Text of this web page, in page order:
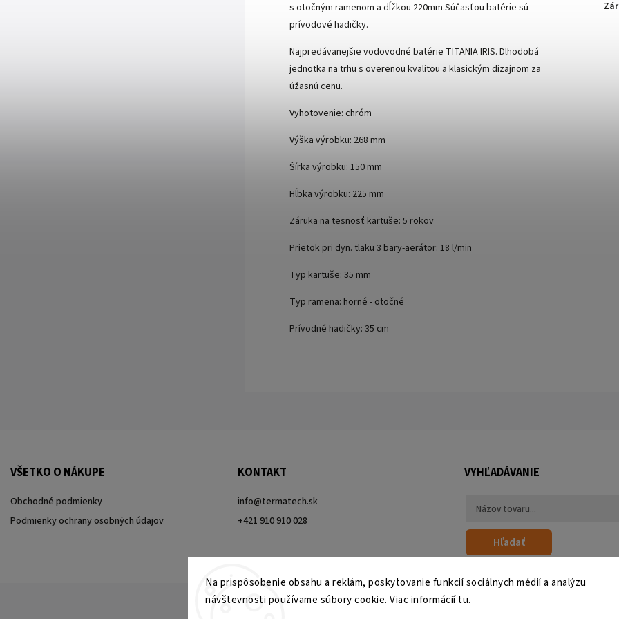
Na prispôsobenie obsahu a reklám, poskytovanie funkcií sociálnych médií a analýzu
návštevnosti používame súbory cookie. Viac informáciítu.
s otočným ramenom a dĺžkou 220mm.Súčasťou batérie sú
prívodové hadičky.
Najpredávanejšie vodovodné batérie TITANIA IRIS. Dlhodobá
jednotka na trhu s overenou kvalitou a klasickým dizajnom za
úžasnú cenu.
Vyhotovenie: chróm
Výška výrobku: 268 mm
Šírka výrobku: 150 mm
Hĺbka výrobku: 225 mm
Záruka na tesnosť kartuše: 5 rokov
Prietok pri dyn. tlaku 3 bary-aerátor: 18 l/min
Typ kartuše: 35 mm
Typ ramena: horné - otočné
Prívodné hadičky: 35 cm
VŠETKO O NÁKUPE
Obchodné podmienky
Podmienky ochrany osobných údajov
KONTAKT
info@termatech.sk
+421 910 910 028
VYHĽADÁVANIE
Hľadať